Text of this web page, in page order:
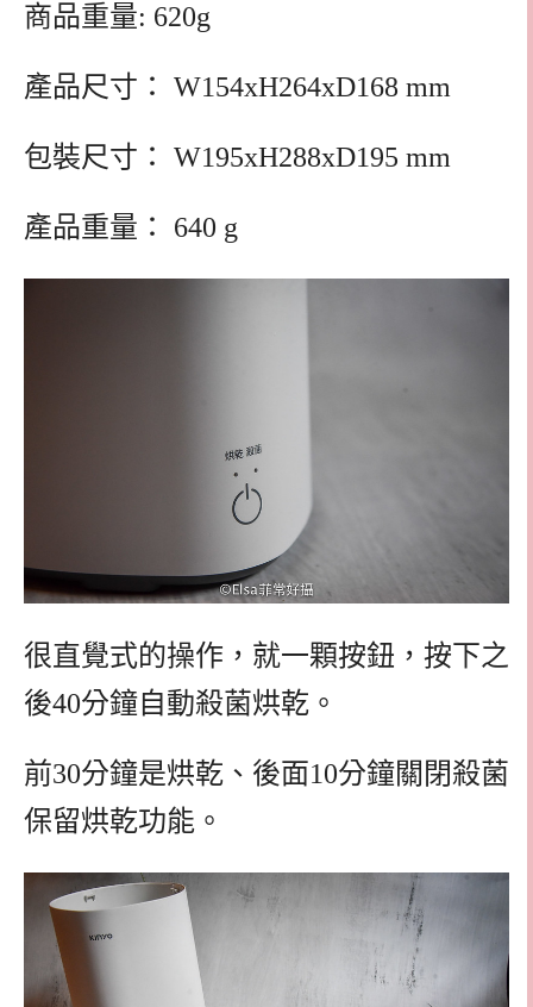
商品重量: 620g
產品尺寸： W154xH264xD168 mm
包裝尺寸： W195xH288xD195 mm
產品重量： 640 g
很直覺式的操作，就一顆按鈕，按下之
後40分鐘自動殺菌烘乾。
前30分鐘是烘乾、後面10分鐘關閉殺菌
保留烘乾功能。